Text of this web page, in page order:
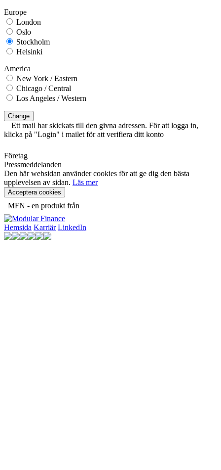
Europe
London
Oslo
Stockholm
Helsinki
America
New York / Eastern
Chicago / Central
Los Angeles / Western
Change
Ett mail har skickats till den givna adressen. För att logga in,
klicka på "Login" i mailet för att verifiera ditt konto
Företag
Pressmeddelanden
Den här websidan använder cookies för att ge dig den bästa
upplevelsen av sidan. Läs mer
Acceptera cookies
MFN - en produkt från
Hemsida Karriär LinkedIn